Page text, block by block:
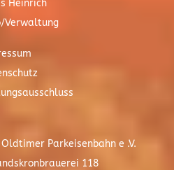
Heinrich
Verwaltung
Parkeisenbahn e .V.
118